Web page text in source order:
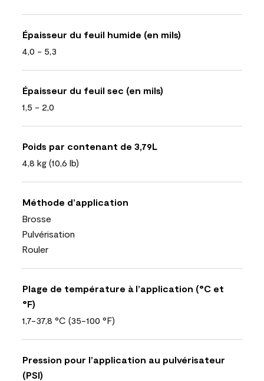
Épaisseur du feuil humide (en mils)
4,0 - 5,3
Épaisseur du feuil sec (en mils)
1,5 - 2,0
Poids par contenant de 3,79L
4,8 kg (10,6 lb)
Méthode d’application
Brosse
Pulvérisation
Rouler
Plage de température à l’application (°C et
°F)
1,7-37,8 °C (35-100 °F)
Pression pour l’application au pulvérisateur
(PSI)